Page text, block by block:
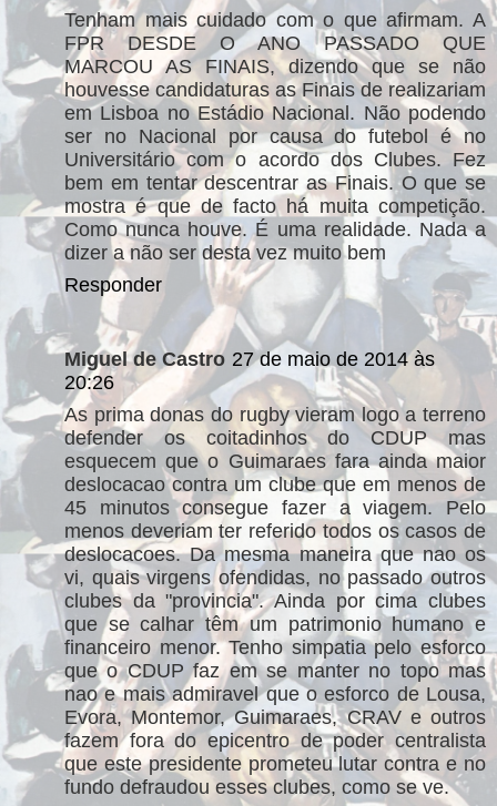
Tenham mais cuidado com o que afirmam. A
FPR DESDE O ANO PASSADO QUE
MARCOU AS FINAIS, dizendo que se não
houvesse candidaturas as Finais de realizariam
em Lisboa no Estádio Nacional. Não podendo
ser no Nacional por causa do futebol é no
Universitário com o acordo dos Clubes. Fez
bem em tentar descentrar as Finais. O que se
mostra é que de facto há muita competição.
Como nunca houve. É uma realidade. Nada a
dizer a não ser desta vez muito bem
Responder
Miguel de Castro 27 de maio de 2014 às
20:26
As prima donas do rugby vieram logo a terreno
defender os coitadinhos do CDUP mas
esquecem que o Guimaraes fara ainda maior
deslocacao contra um clube que em menos de
45 minutos consegue fazer a viagem. Pelo
menos deveriam ter referido todos os casos de
deslocacoes. Da mesma maneira que nao os
vi, quais virgens ofendidas, no passado outros
clubes da "provincia". Ainda por cima clubes
que se calhar têm um patrimonio humano e
financeiro menor. Tenho simpatia pelo esforco
que o CDUP faz em se manter no topo mas
nao e mais admiravel que o esforco de Lousa,
Evora, Montemor, Guimaraes, CRAV e outros
fazem fora do epicentro de poder centralista
que este presidente prometeu lutar contra e no
fundo defraudou esses clubes, como se ve.